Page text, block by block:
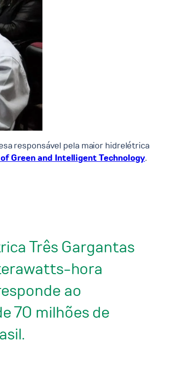
responsável pela maior hidrelétrica
Green and Intelligent Technology.
Três Gargantas
hora
ao
70 milhões de